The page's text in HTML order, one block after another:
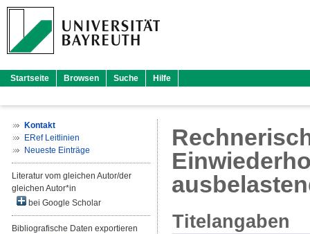
Startseite Browsen Suche Hilfe
Kontakt
ERef Leitlinien
Neueste Einträge
Literatur vom gleichen Autor/der
gleichen Autor*in
bei Google Scholar
Bibliografische Daten exportieren
Titelangaben